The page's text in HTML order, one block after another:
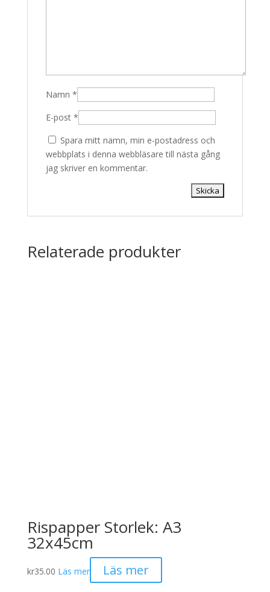
Namn *
E-post *
Spara mitt namn, min e-postadress och
webbplats i denna webbläsare till nästa gång
jag skriver en kommentar.
Relaterade produkter
Rispapper Storlek: A3
32x45cm
kr35.00 Läs mer Läs mer